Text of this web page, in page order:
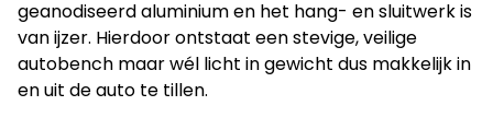
geanodiseerd aluminium en het hang- en sluitwerk is
van ijzer. Hierdoor ontstaat een stevige, veilige
autobench maar wél licht in gewicht dus makkelijk in
en uit de auto te tillen.